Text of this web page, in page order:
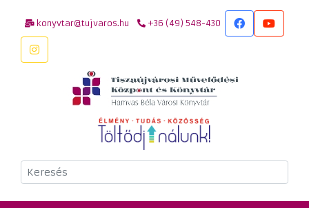
konyvtar@tujvaros.hu +36 (49) 548-430
Keresés